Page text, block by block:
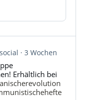
3 Wochen
Erhältlich bei